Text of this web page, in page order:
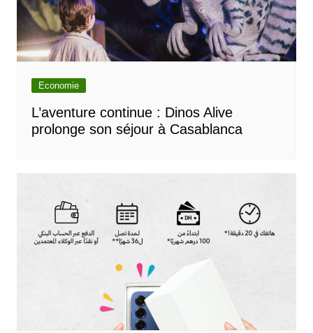
Economie
L’aventure continue : Dinos Alive
prolonge son séjour à Casablanca